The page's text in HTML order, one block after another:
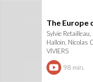
The Europe
Sylvie
Halloin, Nicolas
VIVIERS
98 min.